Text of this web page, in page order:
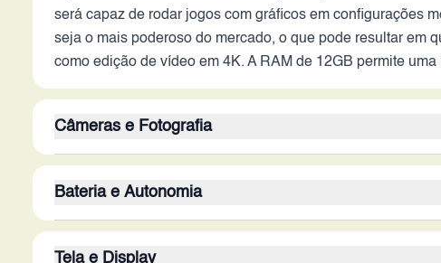
será capaz de rodar jogos com gráficos em configurações
seja o mais poderoso do mercado, o que pode resultar em
como edição de vídeo em 4K. A RAM de 12GB permite
Câmeras e Fotografia
câmera secundária de 8 MP pode ser utilizada para fotos
fotos com pouca luz com menor qualidade, exigindo mais
Bateria e Autonomia
Tela e Display